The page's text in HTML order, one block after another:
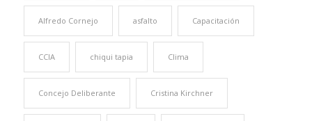
Alfredo Cornejo asfalto Capacitación
CCIA chiqui tapia Clima
Concejo Deliberante Cristina Kirchner